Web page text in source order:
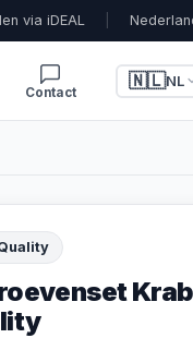
via iDEAL
Contact
🇳🇱NL